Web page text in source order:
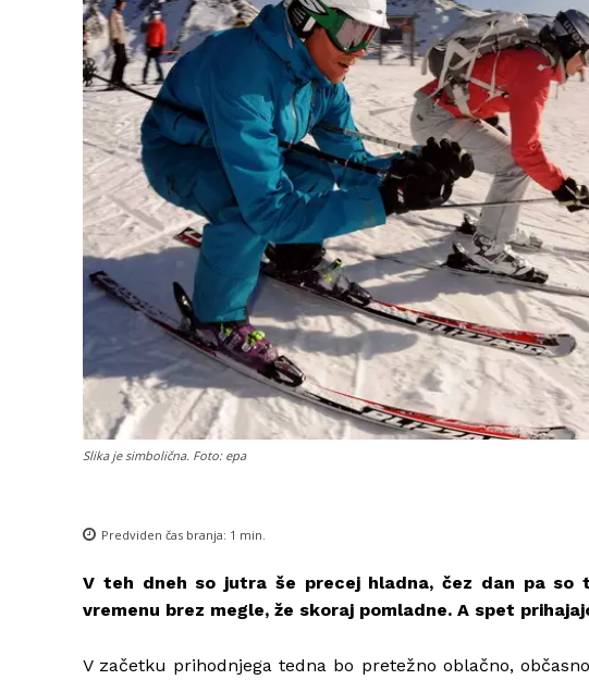
Slika je simbolična. Foto: epa
Predviden čas branja: 1 min.
V teh dneh so jutra še precej hladna, čez dan pa so
vremenu brez megle, že skoraj pomladne. A spet
V začetku prihodnjega tedna bo pretežno oblačno,